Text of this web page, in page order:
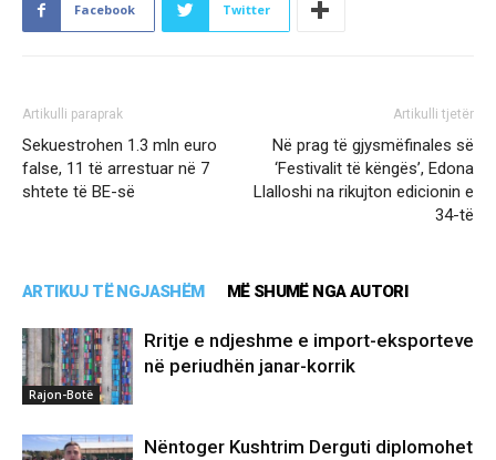
Facebook Twitter
Artikulli paraprak
Sekuestrohen 1.3 mln euro
false, 11 të arrestuar në 7
shtete të BE-së
Artikulli tjetër
Në prag të gjysmëfinales së
‘Festivalit të këngës’, Edona
Llalloshi na rikujton edicionin e
34-të
ARTIKUJ TË NGJASHËM MË SHUMË NGA AUTORI
Rajon-Botë
Rritje e ndjeshme e import-eksporteve
në periudhën janar-korrik
Nëntoger Kushtrim Derguti diplomohet